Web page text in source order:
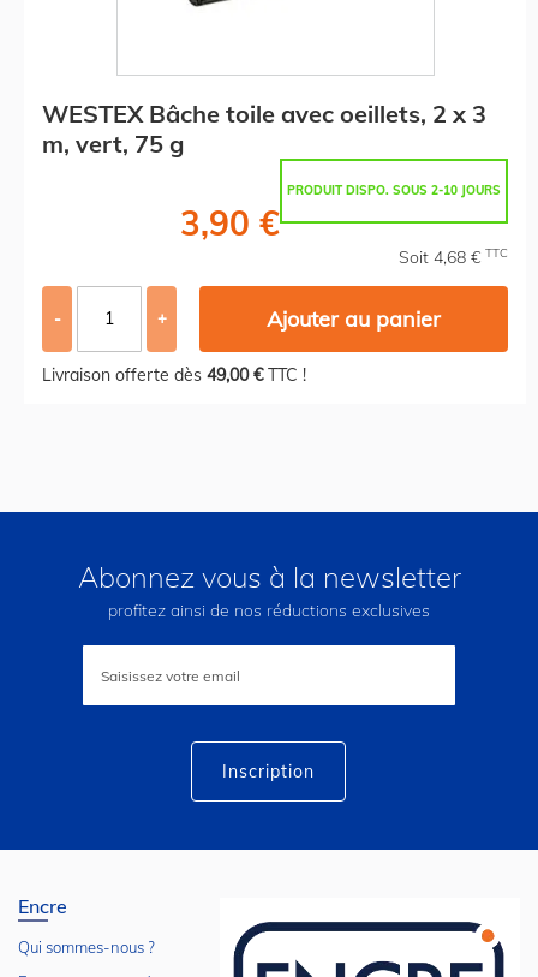
WESTEX Bâche toile avec oeillets, 2 x 3
m, vert, 75 g
PRODUIT DISPO. SOUS 2-10 JOURS
3,90 €
Soit 4,68 € TTC
- + Ajouter au panier
Livraison offerte dès 49,00 €TTC !
Abonnez vous à la newsletter
profitez ainsi de nos réductions exclusives
lettre
Inscription
Encre
Qui sommes-nous ?